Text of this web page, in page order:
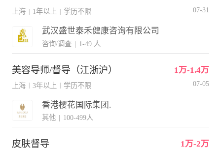
上海 1年以上 学历不限 07-31
武汉盛世泰禾健康咨询有限公司
咨询/调查 | 1-49 人
美容导师/督导（江浙沪） 1万-1.4万
上海 3年以上 学历不限 07-05
香港樱花国际集团.
其他 | 100-499人
皮肤督导 1万-2万